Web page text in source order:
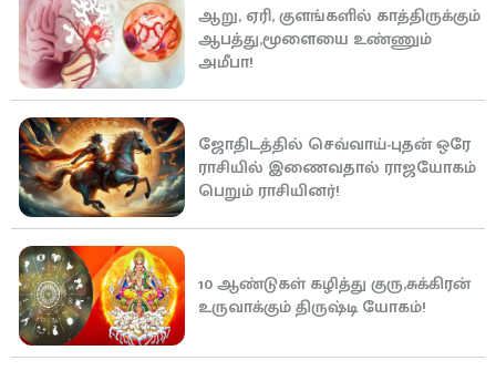
ஆறு, ஏரி, குளங்களில் காத்திருக்கும்
ஆபத்து,மூளையை உண்ணும்
அமீபா!
ஜோதிடத்தில் செவ்வாய்-புதன் ஒரே
ராசியில் இணைவதால் ராஜயோகம்
பெறும் ராசியினர்!
10 ஆண்டுகள் கழித்து குரு,சுக்கிரன்
உருவாக்கும் திருஷ்டி யோகம்!